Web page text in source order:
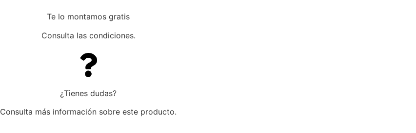
Te lo montamos gratis
Consulta las condiciones.
¿Tienes dudas?
Consulta más información sobre este producto.